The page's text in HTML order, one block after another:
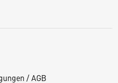
/ AGB